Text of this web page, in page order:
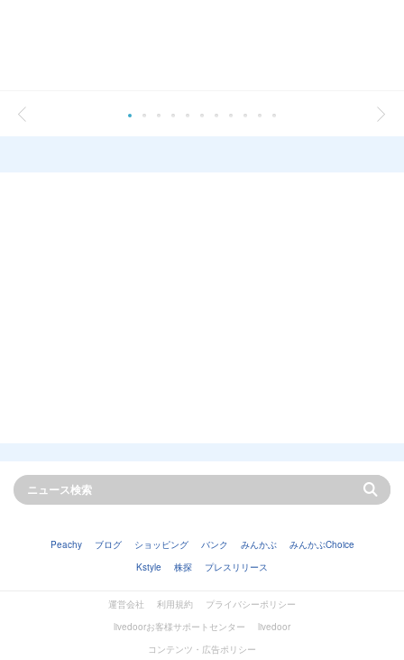
Peachy ブログ ショッピング バンク みんかぶ
みんかぶChoice
Kstyle
株探 プレスリリース
運営会社 利用規約
プライバシーポリシー
livedoorお客様サポートセンター
livedoor
コンテンツ・広告ポリシー